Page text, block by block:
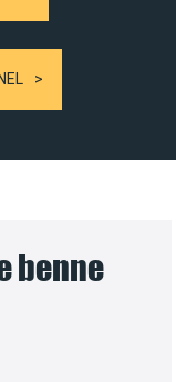
benne